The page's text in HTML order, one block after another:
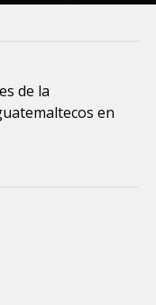
de la
en